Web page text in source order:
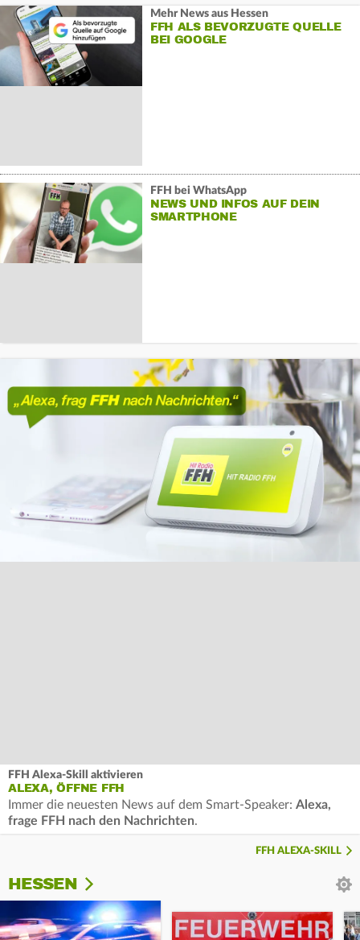
Mehr News aus Hessen
FFH ALS BEVORZUGTE QUELLE
BEI GOOGLE
FFH bei WhatsApp
NEWS UND INFOS AUF DEIN
SMARTPHONE
FFH Alexa-Skill aktivieren
ALEXA, ÖFFNE FFH
Immer die neuesten News auf dem Smart-Speaker: Alexa,
frage FFH nach den Nachrichten.
FFH ALEXA-SKILL
HESSEN